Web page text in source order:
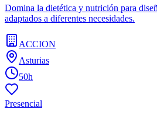
Domina la dietética y nutrición para
adaptados a diferentes necesidades.
ACCION
Asturias
50h
Presencial